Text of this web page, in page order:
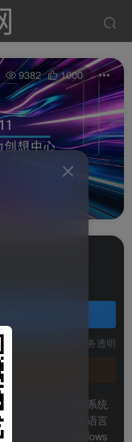
9382 1000
服务透明
操作系统
多语言
Windows